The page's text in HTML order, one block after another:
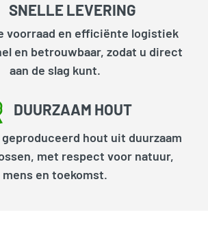
SNELLE LEVERING
voorraad en efficiënte logistiek
en betrouwbaar, zodat u direct
aan de slag kunt.
DUURZAAM HOUT
hout uit duurzaam
met respect voor natuur,
mens en toekomst.